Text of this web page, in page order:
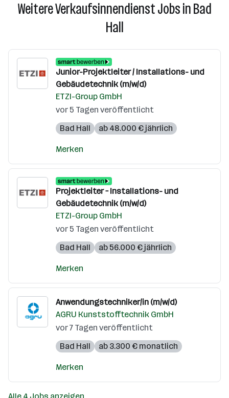
Weitere Verkaufsinnendienst Jobs in Bad
Hall
Junior-Projektleiter / Installations- und
Gebäudetechnik (m/w/d)
ETZI-Group GmbH
vor 5 Tagen veröffentlicht
Bad Hall
ab 48.000 € jährlich
Merken
Projektleiter – Installations- und
Gebäudetechnik (m/w/d)
ETZI-Group GmbH
vor 5 Tagen veröffentlicht
Bad Hall
ab 56.000 € jährlich
Merken
Anwendungstechniker/in (m/w/d)
AGRU Kunststofftechnik GmbH
vor 7 Tagen veröffentlicht
Bad Hall
ab 3.300 € monatlich
Merken